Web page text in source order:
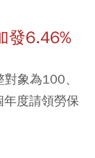
發6.46%
象為100、
度請領勞保